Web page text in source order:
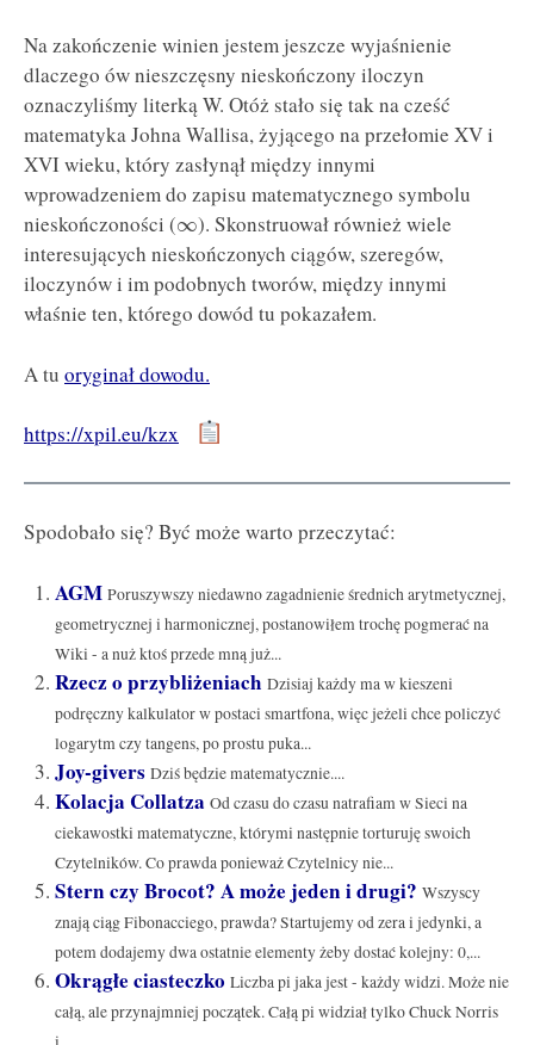
Na zakończenie winien jestem jeszcze wyjaśnienie
dlaczego ów nieszczęsny nieskończony iloczyn
oznaczyliśmy literką W. Otóż stało się tak na cześć
matematyka Johna Wallisa, żyjącego na przełomie XV i
XVI wieku, który zasłynął między innymi
wprowadzeniem do zapisu matematycznego symbolu
nieskończoności (∞). Skonstruował również wiele
interesujących nieskończonych ciągów, szeregów,
iloczynów i im podobnych tworów, między innymi
właśnie ten, którego dowód tu pokazałem.
A tu oryginał dowodu.
https://xpil.eu/kzx
Spodobało się? Być może warto przeczytać:
AGM Poruszywszy niedawno zagadnienie średnich arytmetycznej,
geometrycznej i harmonicznej, postanowiłem trochę pogmerać na
Wiki - a nuż ktoś przede mną już...
Rzecz o przybliżeniach Dzisiaj każdy ma w kieszeni
podręczny kalkulator w postaci smartfona, więc jeżeli chce policzyć
logarytm czy tangens, po prostu puka...
Joy-givers Dziś będzie matematycznie....
Kolacja Collatza Od czasu do czasu natrafiam w Sieci na
ciekawostki matematyczne, którymi następnie torturuję swoich
Czytelników. Co prawda ponieważ Czytelnicy nie...
Stern czy Brocot? A może jeden i drugi? Wszyscy
znają ciąg Fibonacciego, prawda? Startujemy od zera i jedynki, a
potem dodajemy dwa ostatnie elementy żeby dostać kolejny: 0,...
Okrągłe ciasteczko Liczba pi jaka jest - każdy widzi. Może nie
całą, ale przynajmniej początek. Całą pi widział tylko Chuck Norris